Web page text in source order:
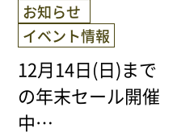
お知らせ
イベント情報
12月14日(日)まで
の年末セール開催
中…